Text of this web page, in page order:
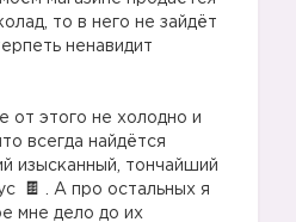
то в него не зайдёт
ненавидит
от этого не холодно и
всегда найдётся
изысканный, тончайший
. А про остальных я
мне дело до их